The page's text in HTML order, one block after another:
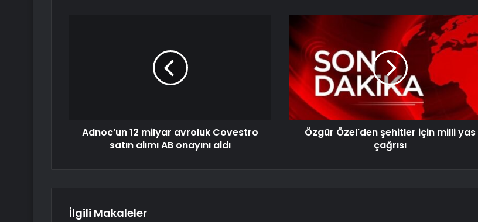
Adnoc’un 12 milyar avroluk Covestro
satın alımı AB onayını aldı
Özgür Özel'den şehitler için milli yas
çağrısı
İlgili Makaleler